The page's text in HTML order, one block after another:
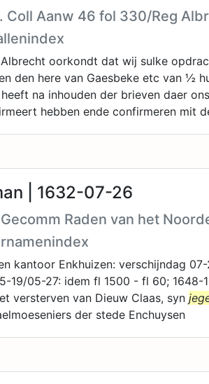
Coll Aanw 46 fol 330/Reg
oorkondt dat wij sulke
den here van Gaesbeke etc van ½
na inhouden der brieven daer
hebben ende confirmeren mit
| 1632-07-26
Raden van het
kantoor Enkhuizen: verschijndag
19/05-27: idem fl 1500 - fl 60; 1648-
versterven van Dieuw Claas, syn
der stede Enchuysen